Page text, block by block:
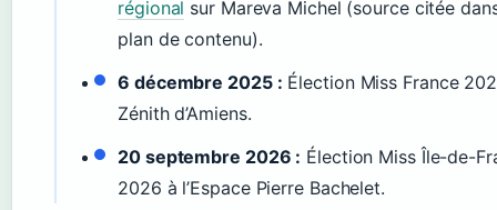
régional sur Mareva Michel (source citée
plan de contenu).
6 décembre 2025 : Élection Miss France
Zénith d’Amiens.
20 septembre 2026 : Élection Miss Île-de-
2026 à l’Espace Pierre Bachelet.